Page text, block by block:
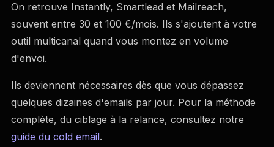
On retrouve Instantly, Smartlead et Mailreach,
souvent entre 30 et 100 €/mois. Ils s'ajoutent à votre
outil multicanal quand vous montez en volume
d'envoi.
Ils deviennent nécessaires dès que vous dépassez
quelques dizaines d'emails par jour. Pour la méthode
complète, du ciblage à la relance, consultez notre
guide du cold email.